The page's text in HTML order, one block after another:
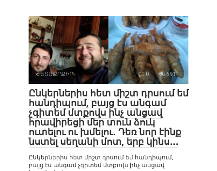
ՀԵՏԱՔՐՔԻՐ 0 691
Ընկերներիս հետ միշտ դրսում եմ
հանդիպում, բայց էս անգամ
չգիտեմ մտքովս ինչ անցավ
հրավիրեցի մեր տուն ձուկ
ուտելու ու խմելու․ Դեռ նոր էինք
նստել սեղանի մոտ, երբ կինս․․․
Ընկերներիս հետ միշտ դրսում եմ հանդիպում,
բայց էս անգամ չգիտեմ մտքովս ինչ անցավ